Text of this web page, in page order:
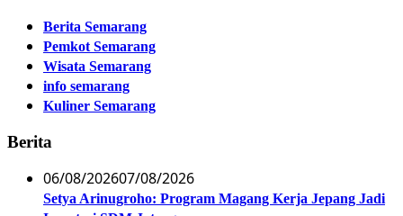
Berita Semarang
Pemkot Semarang
Wisata Semarang
info semarang
Kuliner Semarang
Berita
06/08/202607/08/2026
Setya Arinugroho: Program Magang Kerja Jepang Jadi